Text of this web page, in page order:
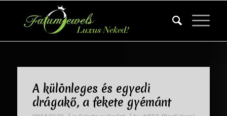
A különleges és egyedi
drágakő, a fekete gyémánt